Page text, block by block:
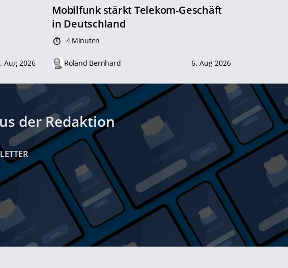
Aug 2026
Mobilfunk stärkt Telekom-Geschäft
in Deutschland
4 Minuten
Roland Bernhard 6. Aug 2026
der Redaktion